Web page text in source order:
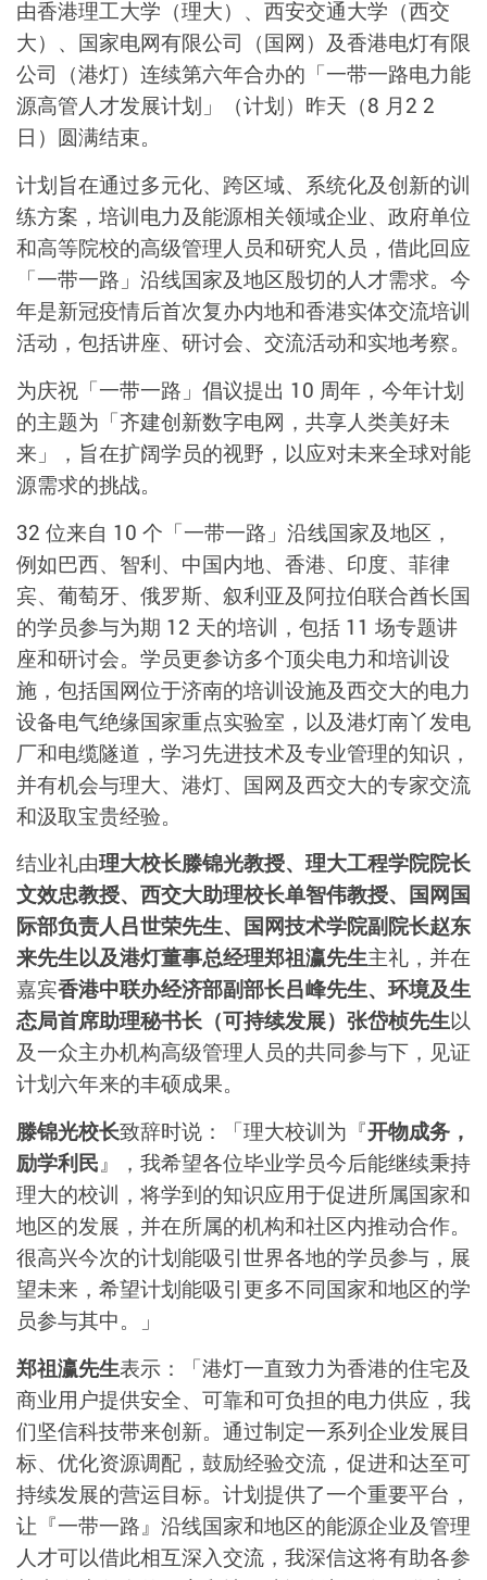
由香港理工大学（理大）、西安交通大学（西交
大）、国家电网有限公司（国网）及香港电灯有限
公司（港灯）连续第六年合办的「一带一路电力能
源高管人才发展计划」（计划）昨天（8 月2 2
日）圆满结束。
计划旨在通过多元化、跨区域、系统化及创新的训
练方案，培训电力及能源相关领域企业、政府单位
和高等院校的高级管理人员和研究人员，借此回应
「一带一路」沿线国家及地区殷切的人才需求。今
年是新冠疫情后首次复办内地和香港实体交流培训
活动，包括讲座、研讨会、交流活动和实地考察。
为庆祝「一带一路」倡议提出 10 周年，今年计划
的主题为「齐建创新数字电网，共享人类美好未
来」，旨在扩阔学员的视野，以应对未来全球对能
源需求的挑战。
32 位来自 10 个「一带一路」沿线国家及地区，
例如巴西、智利、中国内地、香港、印度、菲律
宾、葡萄牙、俄罗斯、叙利亚及阿拉伯联合酋长国
的学员参与为期 12 天的培训，包括 11 场专题讲
座和研讨会。学员更参访多个顶尖电力和培训设
施，包括国网位于济南的培训设施及西交大的电力
设备电气绝缘国家重点实验室，以及港灯南丫发电
厂和电缆隧道，学习先进技术及专业管理的知识，
并有机会与理大、港灯、国网及西交大的专家交流
和汲取宝贵经验。
结业礼由理大校长滕锦光教授、理大工程学院院长
文效忠教授、西交大助理校长单智伟教授、国网国
际部负责人吕世荣先生、国网技术学院副院长赵东
来先生以及港灯董事总经理郑祖瀛先生主礼，并在
嘉宾香港中联办经济部副部长吕峰先生、环境及生
态局首席助理秘书长（可持续发展）张岱桢先生以
及一众主办机构高级管理人员的共同参与下，见证
计划六年来的丰硕成果。
滕锦光校长致辞时说：「理大校训为『开物成务，
励学利民』，我希望各位毕业学员今后能继续秉持
理大的校训，将学到的知识应用于促进所属国家和
地区的发展，并在所属的机构和社区内推动合作。
很高兴今次的计划能吸引世界各地的学员参与，展
望未来，希望计划能吸引更多不同国家和地区的学
员参与其中。」
郑祖瀛先生表示：「港灯一直致力为香港的住宅及
商业用户提供安全、可靠和可负担的电力供应，我
们坚信科技带来创新。通过制定一系列企业发展目
标、优化资源调配，鼓励经验交流，促进和达至可
持续发展的营运目标。计划提供了一个重要平台，
让『一带一路』沿线国家和地区的能源企业及管理
人才可以借此相互深入交流，我深信这将有助各参